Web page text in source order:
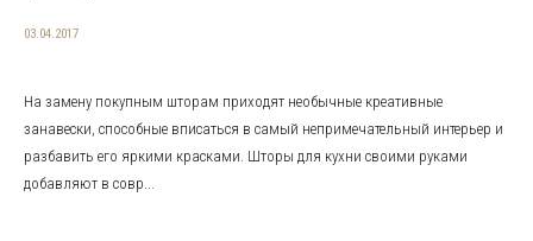
03.04.2017
На замену покупным шторам приходят необычные креативные
занавески, способные вписаться в самый непримечательный интерьер и
разбавить его яркими красками. Шторы для кухни своими руками
добавляют в совр...